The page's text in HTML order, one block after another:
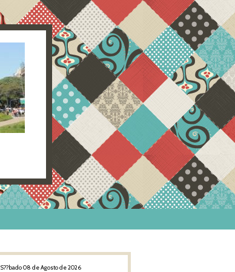
S??bado 08 de Agosto de 2026